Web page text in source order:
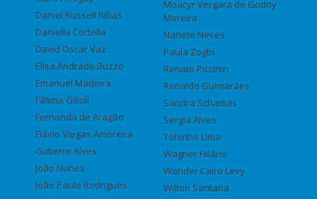
Daniel Russell Ribas
Daniella Cortella
David Oscar Vaz
Elisa Andrade Buzzo
Emanuel Madeira
Fátima Gilioli
Fernanda de Aragão
Flávio Viegas Amoreira
Gutierre Alves
João Nunes
João Paulo Rodrigues
Moacyr Vergara de Godoy
Moreira
Nanete Neves
Paula Zogbi
Renato Piccinin
Ronaldo Guimarães
Sandra Schamas
Sergia Alves
Toninho Lima
Wagner Hilário
Wander Cairo Levy
Wilton Santana